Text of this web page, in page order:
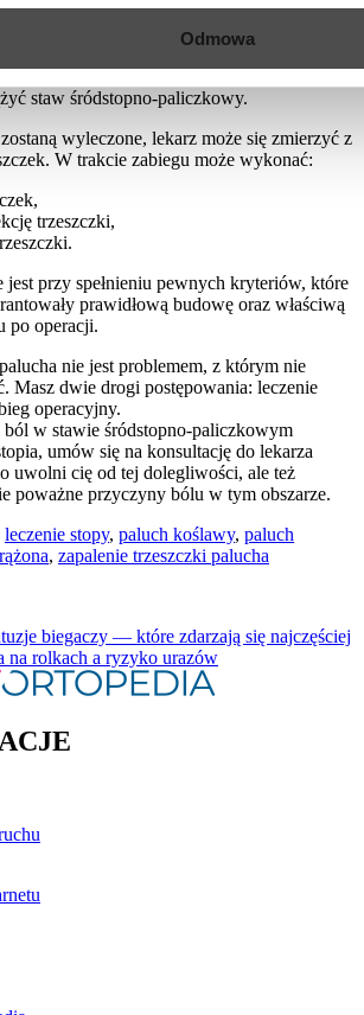
Odmowa
koryguje on ustawienie trzeszczek pod
staw śródstopno-paliczkowy.
wyleczone, lekarz może się zmierzyć z
W trakcie zabiegu może wykonać:
trzeszczki,
przy spełnieniu pewnych kryteriów, które
prawidłową budowę oraz właściwą
po operacji.
nie jest problemem, z którym nie
Masz dwie drogi postępowania: leczenie
operacyjny.
w stawie śródstopno-paliczkowym
umów się na konsultację do lekarza
uwolni cię od tej dolegliwości, ale też
poważne przyczyny bólu w tym obszarze.
leczenie stopy, paluch koślawy, paluch
, zapalenie trzeszczki palucha
biegaczy — które zdarzają się najczęściej
na rolkach a ryzyko urazów